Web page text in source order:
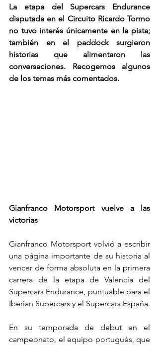
La etapa del Supercars Endurance
disputada en el Circuito Ricardo Tormo
no tuvo interés únicamente en la pista;
también en el paddock surgieron
historias que alimentaron las
conversaciones. Recogemos algunos
de los temas más comentados.
Gianfranco Motorsport vuelve a las
victorias
Gianfranco Motorsport volvió a escribir
una página importante de su historia al
vencer de forma absoluta en la primera
carrera de la etapa de Valencia del
Supercars Endurance, puntuable para el
Iberian Supercars y el Supercars España.
En su temporada de debut en el
campeonato, el equipo portugués, que